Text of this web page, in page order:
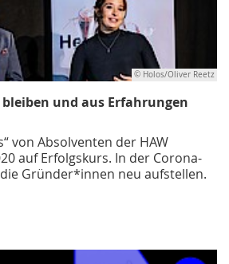
© Holos/Oliver Reetz
und aus Erfahrungen
von Absolventen der HAW
auf Erfolgskurs. In der Corona-
Gründer*innen neu aufstellen.